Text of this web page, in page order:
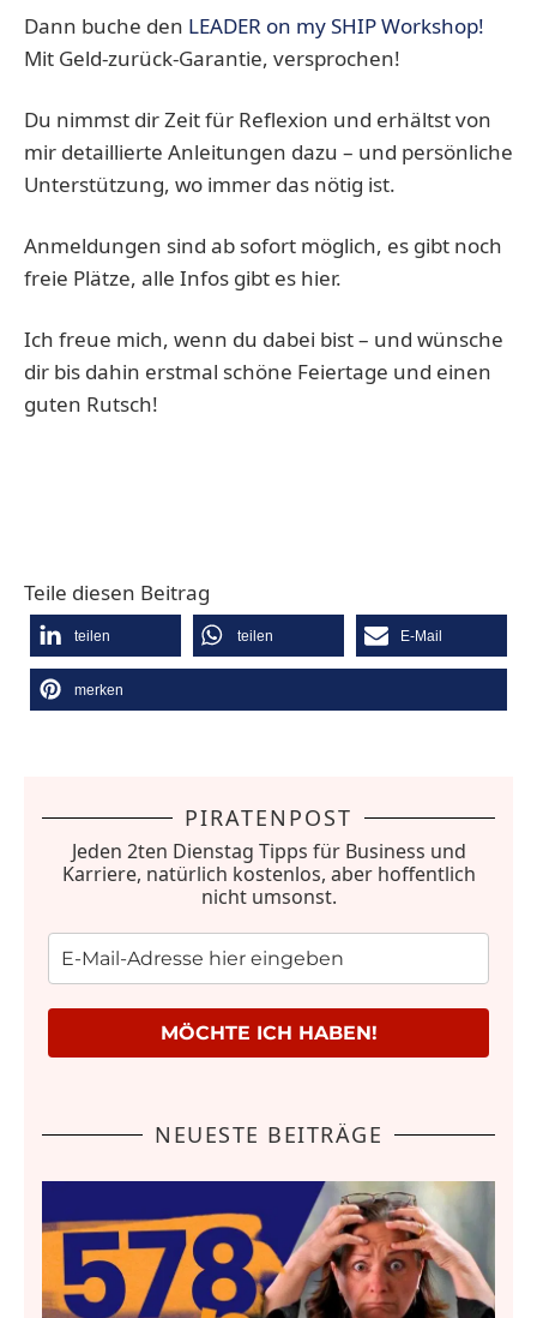
Dann buche den LEADER on my SHIP Workshop!
Mit Geld-zurück-Garantie, versprochen!
Du nimmst dir Zeit für Reflexion und erhältst von
mir detaillierte Anleitungen dazu – und persönliche
Unterstützung, wo immer das nötig ist.
Anmeldungen sind ab sofort möglich, es gibt noch
freie Plätze, alle Infos gibt es hier.
Ich freue mich, wenn du dabei bist – und wünsche
dir bis dahin erstmal schöne Feiertage und einen
guten Rutsch!
Teile diesen Beitrag
teilen teilen E-Mail
merken
PIRATENPOST
Jeden 2ten Dienstag Tipps für Business und
Karriere, natürlich kostenlos, aber hoffentlich
nicht umsonst.
MÖCHTE ICH HABEN!
NEUESTE BEITRÄGE